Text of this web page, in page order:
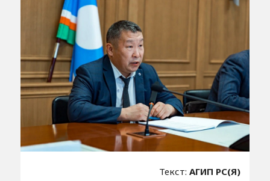
Текст:АГИП РС(Я)